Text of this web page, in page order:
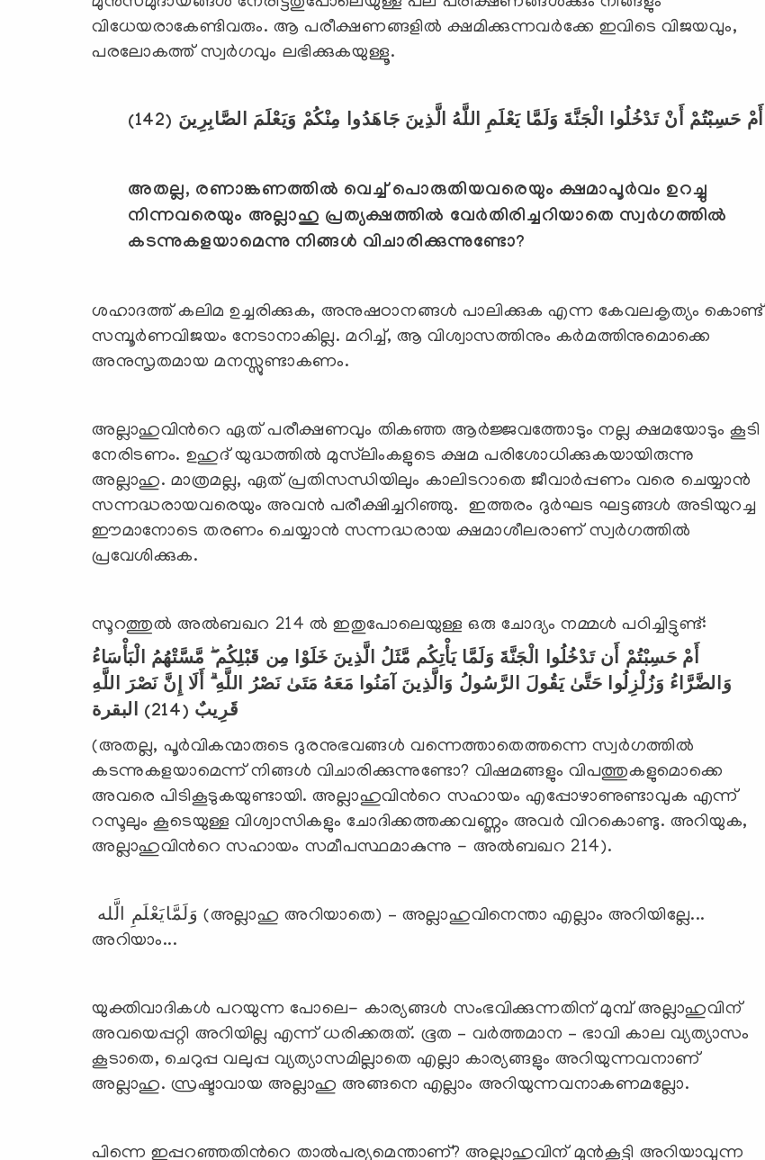
വിധേയരാകേണ്ടിവരും. ആ പരീക്ഷണങ്ങളില്‍ ക്ഷമിക്കുന്നവര്‍ക്കേ ഇവിടെ വിജയവും,
പരലോകത്ത് സ്വര്‍ഗവും ലഭിക്കുകയുള്ളൂ.
أَمْ حَسِبْتُمْ أَنْ تَدْخُلُوا الْجَنَّةَ وَلَمَّا يَعْلَمِ اللَّهُ الَّذِينَ جَاهَدُوا مِنْكُمْ وَيَعْلَمَ الصَّابِرِينَ (142)
അതല്ല, രണാങ്കണത്തില്‍ വെച്ച് പൊരുതിയവരെയും ക്ഷമാപൂര്‍വം ഉറച്ചു
നിന്നവരെയും അല്ലാഹു പ്രത്യക്ഷത്തില്‍ വേര്‍തിരിച്ചറിയാതെ സ്വര്‍ഗത്തില്‍
കടന്നുകളയാമെന്നു നിങ്ങള്‍ വിചാരിക്കുന്നുണ്ടോ?
ശഹാദത്ത് കലിമ ഉച്ചരിക്കുക, അനുഷഠാനങ്ങള്‍ പാലിക്കുക എന്ന കേവലകൃത്യം കൊണ്ട്
സമ്പൂര്‍ണവിജയം നേടാനാകില്ല. മറിച്ച്, ആ വിശ്വാസത്തിനും കര്‍മത്തിനുമൊക്കെ
അനുസൃതമായ മനസ്സുണ്ടാകണം.
അല്ലാഹുവിന്‍റെ ഏത് പരീക്ഷണവും തികഞ്ഞ ആര്‍ജ്ജവത്തോടും നല്ല ക്ഷമയോടും കൂടി
നേരിടണം. ഉഹുദ് യുദ്ധത്തില്‍ മുസ്‌ലിംകളുടെ ക്ഷമ പരിശോധിക്കുകയായിരുന്നു
അല്ലാഹു. മാത്രമല്ല, ഏത് പ്രതിസന്ധിയിലും കാലിടറാതെ ജീവാര്‍പ്പണം വരെ ചെയ്യാന്‍
സന്നദ്ധരായവരെയും അവന്‍ പരീക്ഷിച്ചറിഞ്ഞു. ഇത്തരം ദുര്‍ഘട ഘട്ടങ്ങള്‍ അടിയുറച്ച
ഈമാനോടെ തരണം ചെയ്യാന്‍ സന്നദ്ധരായ ക്ഷമാശീലരാണ് സ്വര്‍ഗത്തില്‍
പ്രവേശിക്കുക.
സൂറത്തുല്‍ അല്‍ബഖറ 214 ല്‍ ഇതുപോലെയുള്ള ഒരു ചോദ്യം നമ്മള്‍ പഠിച്ചിട്ടുണ്ട്:
أَمْ حَسِبْتُمْ أَن تَدْخُلُوا الْجَنَّةَ وَلَمَّا يَأْتِكُم مَّثَلُ الَّذِينَ خَلَوْا مِن قَبْلِكُم ۖ مَّسَّتْهُمُ الْبَأْسَاءُ
وَالضَّرَّاءُ وَزُلْزِلُوا حَتَّىٰ يَقُولَ الرَّسُولُ وَالَّذِينَ آمَنُوا مَعَهُ مَتَىٰ نَصْرُ اللَّهِ ۗ أَلَا إِنَّ نَصْرَ اللَّهِ
قَرِيبٌ (214) البقرة
(അതല്ല, പൂര്‍വികന്മാരുടെ ദുരനുഭവങ്ങള്‍ വന്നെത്താതെത്തന്നെ സ്വര്‍ഗത്തില്‍
കടന്നുകളയാമെന്ന് നിങ്ങള്‍ വിചാരിക്കുന്നുണ്ടോ? വിഷമങ്ങളും വിപത്തുകളുമൊക്കെ
അവരെ പിടികൂടുകയുണ്ടായി. അല്ലാഹുവിന്‍റെ സഹായം എപ്പോഴാണുണ്ടാവുക എന്ന്
റസൂലും കൂടെയുള്ള വിശ്വാസികളും ചോദിക്കത്തക്കവണ്ണം അവര്‍ വിറകൊണ്ടു. അറിയുക,
അല്ലാഹുവിന്‍റെ സഹായം സമീപസ്ഥമാകുന്നു - അല്‍ബഖറ 214).
അറിയാം...
യുക്തിവാദികള്‍ പറയുന്ന പോലെ- കാര്യങ്ങള്‍ സംഭവിക്കുന്നതിന് മുമ്പ് അല്ലാഹുവിന്
അവയെപ്പറ്റി അറിയില്ല എന്ന് ധരിക്കരുത്. ഭൂത – വര്‍ത്തമാന – ഭാവി കാല വ്യത്യാസം
കൂടാതെ, ചെറുപ്പ വലുപ്പ വ്യത്യാസമില്ലാതെ എല്ലാ കാര്യങ്ങളും അറിയുന്നവനാണ്
അല്ലാഹു. സ്രഷ്ടാവായ അല്ലാഹു അങ്ങനെ എല്ലാം അറിയുന്നവനാകണമല്ലോ.
പിന്നെ ഇപ്പറഞ്ഞതിന്‍റെ താല്‍പര്യമെന്താണ്? അല്ലാഹുവിന് മുന്‍കൂട്ടി അറിയാവുന്ന